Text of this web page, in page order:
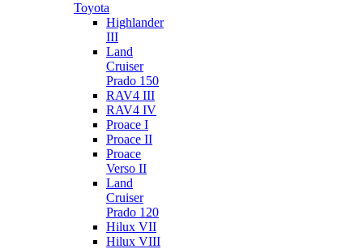
Toyota
Highlander
III
Land
Cruiser
Prado 150
RAV4 III
RAV4 IV
Proace I
Proace II
Proace
Verso II
Land
Cruiser
Prado 120
Hilux VII
Hilux VIII